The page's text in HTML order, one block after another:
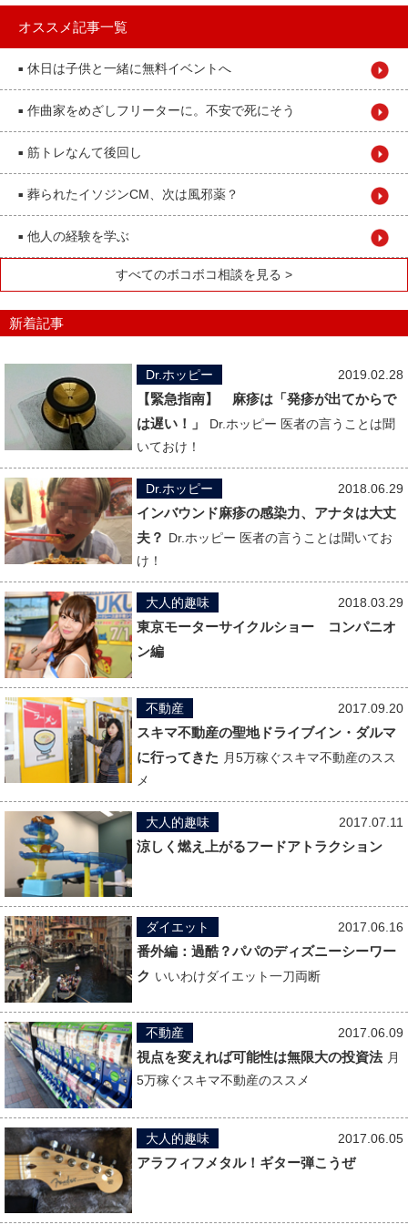
オススメ記事一覧
■ 休日は子供と一緒に無料イベントへ
■ 作曲家をめざしフリーターに。不安で死にそう
■ 筋トレなんて後回し
■ 葬られたイソジンCM、次は風邪薬？
■ 他人の経験を学ぶ
すべてのボコボコ相談を見る >
新着記事
2019.02.28
Dr.ホッピー
【緊急指南】 麻疹は「発疹が出てからで
は遅い！」
Dr.ホッピー 医者の言うことは聞
いておけ！
2018.06.29
Dr.ホッピー
インバウンド麻疹の感染力、アナタは大丈
夫？ Dr.ホッピー 医者の言うことは聞いてお
け！
2018.03.29
大人的趣味
東京モーターサイクルショー コンパニオ
ン編
2017.09.20
不動産
スキマ不動産の聖地ドライブイン・ダルマ
に行ってきた 月5万稼ぐスキマ不動産のスス
メ
2017.07.11
大人的趣味
涼しく燃え上がるフードアトラクション
2017.06.16
ダイエット
番外編：過酷？パパのディズニーシーワー
ク いいわけダイエット一刀両断
2017.06.09
不動産
視点を変えれば可能性は無限大の投資法 月
5万稼ぐスキマ不動産のススメ
2017.06.05
大人的趣味
アラフィフメタル！ギター弾こうぜ